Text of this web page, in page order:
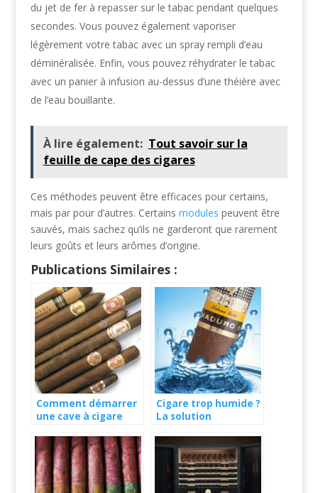
du jet de fer à repasser sur le tabac pendant quelques
secondes. Vous pouvez également vaporiser
légèrement votre tabac avec un spray rempli d’eau
déminéralisée. Enfin, vous pouvez réhydrater le tabac
avec un panier à infusion au-dessus d’une théière avec
de l’eau bouillante.
À lire également: Tout savoir sur la
feuille de cape des cigares
Ces méthodes peuvent être efficaces pour certains,
mais par pour d’autres. Certains modules peuvent être
sauvés, mais sachez qu’ils ne garderont que rarement
leurs goûts et leurs arômes d’origine.
Publications Similaires :
Comment démarrer
une cave à cigare
Cigare trop humide ?
La solution